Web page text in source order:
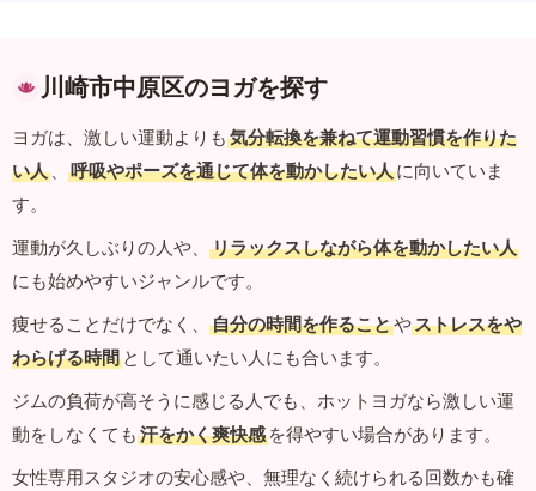
川崎市中原区のヨガを探す
ヨガは、激しい運動よりも 気分転換を兼ねて運動習慣を作りた
い人 、 呼吸やポーズを通じて体を動かしたい人に向いていま
す。
運動が久しぶりの人や、
リラックスしながら体を動かしたい人
にも始めやすいジャンルです。
痩せることだけでなく、
自分の時間を作ることやストレスをや
わらげる時間 として通いたい人にも合います。
ジムの負荷が高そうに感じる人でも、ホットヨガなら激しい運
動をしなくても 汗をかく爽快感 を得やすい場合があります。
女性専用スタジオの安心感や、無理なく続けられる回数かも確